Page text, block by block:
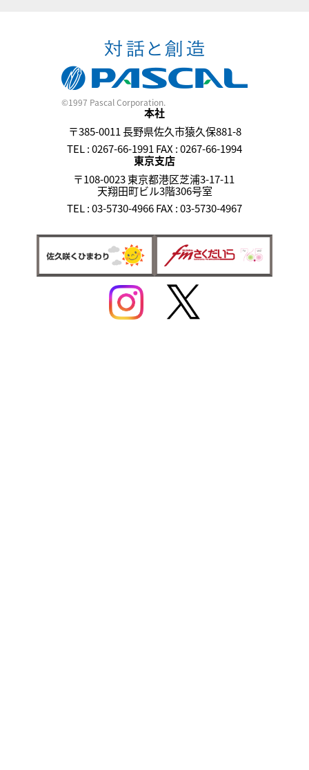
©1997 Pascal Corporation.
本社
〒385-0011 長野県佐久市猿久保881-8
TEL : 0267-66-1991 FAX : 0267-66-1994
東京支店
〒108-0023 東京都港区芝浦3-17-11
天翔田町ビル3階306号室
TEL : 03-5730-4966 FAX : 03-5730-4967